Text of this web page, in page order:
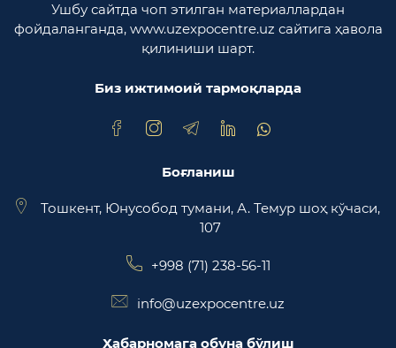
Қонунчилик палатаси
Ўзбекистон Республикаси Адлия вазирлиги
Trade Uzbekistan миллий экспортбоп савдо
Ушбу сайтда чоп этилган материаллардан
фойдаланганда, www.uzexpocentre.uz сайтига ҳавола
қилиниши шарт.
Биз ижтимоий тармоқларда
Боғланиш
Тошкент, Юнусобод тумани, А. Темур шоҳ кўчаси,
107
+998 (71) 238-56-11
info@uzexpocentre.uz
Ҳабарномага обуна бўлиш